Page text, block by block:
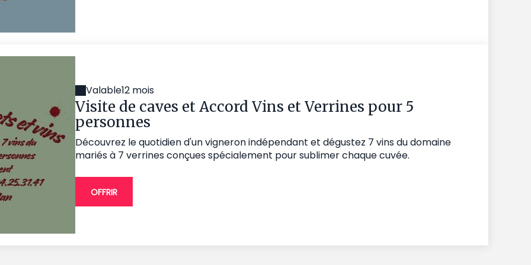
Valable12 mois
Visite de caves et Accord Vins et Verrines pour 5
personnes
Découvrez le quotidien d'un vigneron indépendant et dégustez 7 vins du domaine
mariés à 7 verrines conçues spécialement pour sublimer chaque cuvée.
OFFRIR